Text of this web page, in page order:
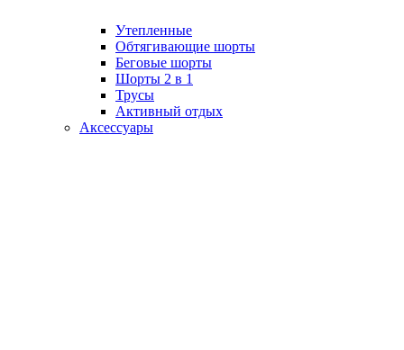
Утепленные
Обтягивающие шорты
Беговые шорты
Шорты 2 в 1
Трусы
Активный отдых
Аксессуары